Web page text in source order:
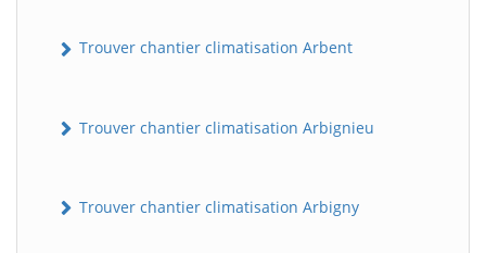
Trouver chantier climatisation Arbent
Trouver chantier climatisation Arbignieu
Trouver chantier climatisation Arbigny